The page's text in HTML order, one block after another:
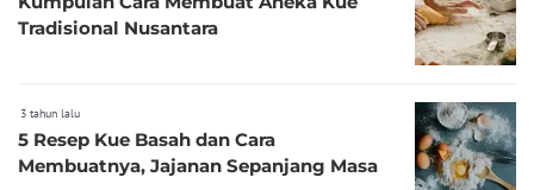
Tradisional Nusantara
3 tahun lalu
5 Resep Kue Basah dan Cara
Membuatnya, Jajanan Sepanjang Masa